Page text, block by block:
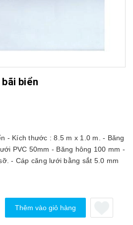
biển
- Kích thước : 8.5 m x 1.0 m. - Băng
PVC 50mm - Băng hông 100 mm -
- Cáp căng lưới bằng sắt 5.0 mm
Thêm vào giỏ hàng